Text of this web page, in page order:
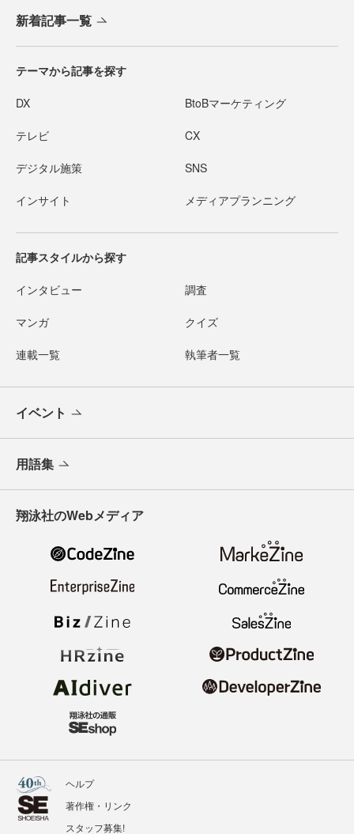
新着記事一覧
テーマから記事を探す
DX BtoBマーケティング
テレビ CX
デジタル施策 SNS
インサイト メディアプランニング
記事スタイルから探す
インタビュー 調査
マンガ クイズ
連載一覧 執筆者一覧
イベント
用語集
翔泳社のWebメディア
ヘルプ
著作権・リンク
スタッフ募集!